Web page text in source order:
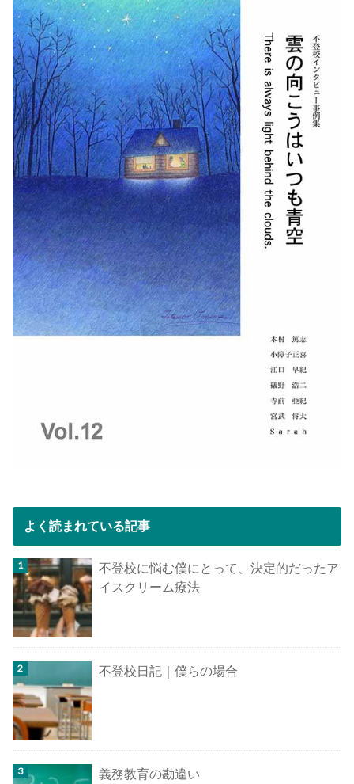
よく読まれている記事
不登校に悩む僕にとって、決定的だったア
イスクリーム療法
不登校日記｜僕らの場合
義務教育の勘違い